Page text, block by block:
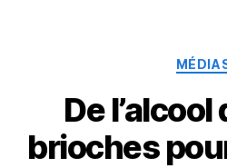
De
brioches